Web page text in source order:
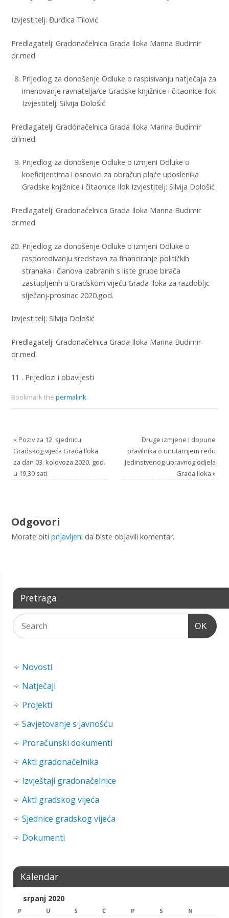
Izvjestitelj: Đurđica Tilović
Predlagatelj: Gradonačelnica Grada Iloka Marina Budimir
dr.med.
Prijedlog za donošenje Odluke o raspisivanju natječaja za
imenovanje ravnatelja/ce Gradske knjižnice i čitaonice Ilok
Izvjestitelj: Silvija Dološić
Predlagatelj: Gradónačelnica Grada Iloka Marina Budimir
drlmed.
Prijedlog za donošenje Odluke o izmjeni Odluke o
koeficijentima i osnovici za obračun plaće uposlenika
Gradske knjižnice i čitaonice Ilok Izvjestitelj: Silvija Dološić
Predlagatelj: Gradonačelnica Grada Iloka Marina Budimir
dr.med.
Prijedlog za donošenje Odluke o izmjeni Odluke o
rasporedivanju sredstava za financiranje političkih
stranaka i članova izabranih s liste grupe birača
zastupljenih u Gradskom vijeću Grada Iloka za razdobljc
siječanj-prosinac 2020.god.
Izvjestitelj: Silvija Dološić
Predlagatelj: Gradonačelnica Grada Iloka Marina Budimir
dr.med.
11 . Prijedlozi i obavijesti
Bookmark the permalink.
«Poziv za 12. sjednicu
Gradskog vijeća Grada Iloka
za dan 03. kolovoza 2020. god.
u 19,30 sati
Druge izmjene i dopune
pravilnika o unutarnjem redu
Jedinstvenog upravnog odjela
Grada Iloka»
Odgovori
Morate biti prijavljeni da biste objavili komentar.
Pretraga
OK
Novosti
Natječaji
Projekti
Savjetovanje s javnošću
Proračunski dokumenti
Akti gradonačelnika
Izvještaji gradonačelnice
Akti gradskog vijeća
Sjednice gradskog vijeća
Dokumenti
Kalendar
srpanj 2020
P U S Č P S N